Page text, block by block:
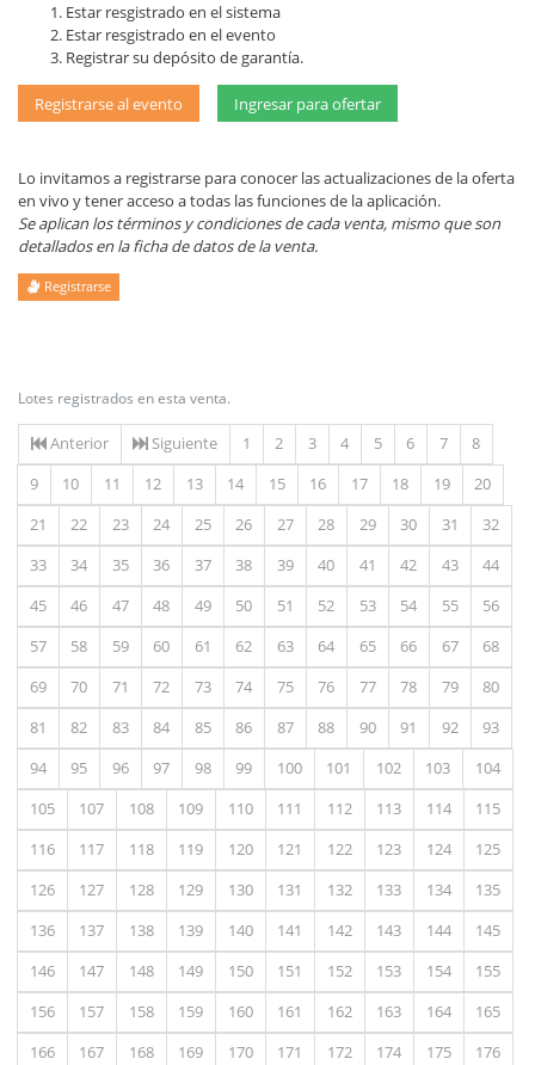
Estar resgistrado en el sistema
Estar resgistrado en el evento
Registrar su depósito de garantía.
Registrarse al evento Ingresar para ofertar
Lo invitamos a registrarse para conocer las actualizaciones de la oferta
en vivo y tener acceso a todas las funciones de la aplicación.
Se aplican los términos y condiciones de cada venta, mismo que son
detallados en la ficha de datos de la venta.
Registrarse
Lotes registrados en esta venta.
Anterior Siguiente 1 2 3 4 5 6 7
8
9
10 11 12 13 14 15 16 17 18 19
20
21
22 23 24 25 26 27 28 29 30 31
32
33
34 35 36 37 38 39 40 41 42 43
44
45
46 47 48 49 50 51 52 53 54 55
56
57
58 59 60 61 62 63 64 65 66 67
68
69
70 71 72 73 74 75 76 77 78 79
80
81
82 83 84 85 86 87 88 90 91 92
93
94
95 96 97 98 99 100 101 102 103
104
105
107 108 109 110 111 112 113 114
115
116
117 118 119 120 121 122 123 124
125
126
127 128 129 130 131 132 133 134
135
136
137 138 139 140 141 142 143 144
145
146
147 148 149 150 151 152 153 154
155
156
157 158 159 160 161 162 163 164
165
166
167 168 169 170 171 172 174 175
176